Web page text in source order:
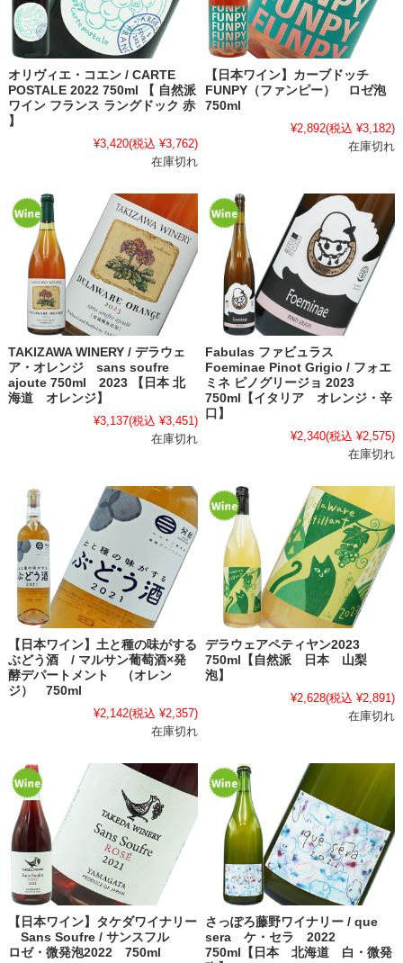
オリヴィエ・コエン / CARTE
POSTALE 2022 750ml 【 自然派
ワイン フランス ラングドック 赤
】
¥3,420(税込 ¥3,762)
在庫切れ
【日本ワイン】カーブドッチ
FUNPY（ファンピー） ロゼ泡
750ml
¥2,892(税込 ¥3,182)
在庫切れ
TAKIZAWA WINERY / デラウェ
ア・オレンジ sans soufre
ajoute 750ml 2023 【日本 北
海道 オレンジ】
¥3,137(税込 ¥3,451)
在庫切れ
Fabulas ファビュラス
Foeminae Pinot Grigio / フォエ
ミネ ピノグリージョ 2023
750ml【イタリア オレンジ・辛
口】
¥2,340(税込 ¥2,575)
在庫切れ
【日本ワイン】土と種の味がする
ぶどう酒 / マルサン葡萄酒×発
酵デパートメント （オレン
ジ） 750ml
¥2,142(税込 ¥2,357)
在庫切れ
デラウェアペティヤン2023
750ml【自然派 日本 山梨
泡】
¥2,628(税込 ¥2,891)
在庫切れ
【日本ワイン】タケダワイナリー
Sans Soufre / サンスフル
ロゼ・微発泡2022 750ml
さっぽろ藤野ワイナリー / que
sera ケ・セラ 2022
750ml【日本 北海道 白・微発